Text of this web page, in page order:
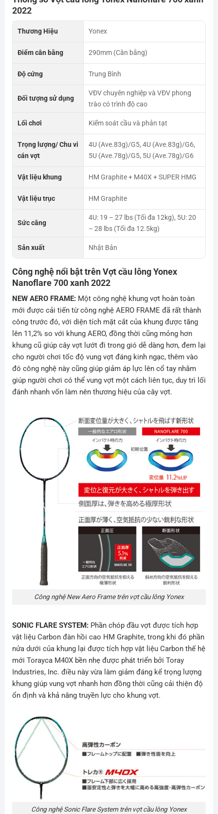
2022
Thương Hiệu Yonex
Điểm cân bằng 290mm (Cân bằng)
Độ cứng Trung Bình
Đối tượng sử dụng
VĐV chuyên nghiệp và VĐV phong
trào có trình độ cao
Lối chơi Kiểm soát cầu và phản tạt
Trọng lượng/ Chu vi
cán vợt
4U (Ave.83g)/G5, 4U (Ave.83g)/G6,
5U (Ave.78g)/G5, 5U (Ave.78g)/G6
Vật liệu khung HM Graphite + M40X + SUPER HMG
Vật liệu trục HM Graphite
Sức căng
4U: 19 – 27 lbs (Tối đa 12kg), 5U: 20
– 28 lbs (Tối đa 12.5kg)
Sản xuất Nhật Bản
Công nghệ nổi bật trên Vợt cầu lông Yonex
Nanoflare 700 xanh 2022
NEW AERO FRAME:Một công nghệ khung vợt hoàn toàn
mới được cải tiến từ công nghệ AERO FRAME đã rất thành
công trước đó, với diện tích mặt cắt của khung được tăng
lên 11,2% so với khung AERO, đồng thời cũng mỏng hơn
khung cũ giúp cây vợt lướt đi trong gió dễ dàng hơn, đem lại
cho người chơi tốc độ vung vợt đáng kinh ngạc, thêm vào
đó công nghệ này cũng giúp giảm áp lực lên cổ tay nhằm
giúp người chơi có thể vung vợt một cách liên tục, duy trì lối
đánh nhanh vốn làm nên thương hiệu của cây vợt.
Công nghệ New Aero Frame trên vợt cầu lông Yonex
SONIC FLARE SYSTEM:Phần chóp đầu vợt được tích hợp
vật liệu Carbon đàn hồi cao HM Graphite, trong khi đó phần
nửa dưới của khung lại được tích hợp vật liệu Carbon thế hệ
mới Torayca M40X bền nhẹ được phát triển bởi Toray
Industries, Inc. điều này vừa làm giảm đáng kể trọng lượng
khung giúp vung vợt nhanh hơn đồng thời cũng cải thiện độ
ổn định và khả năng truyền lực cho khung vợt.
Công nghệ Sonic Flare System trên vợt cầu lông Yonex